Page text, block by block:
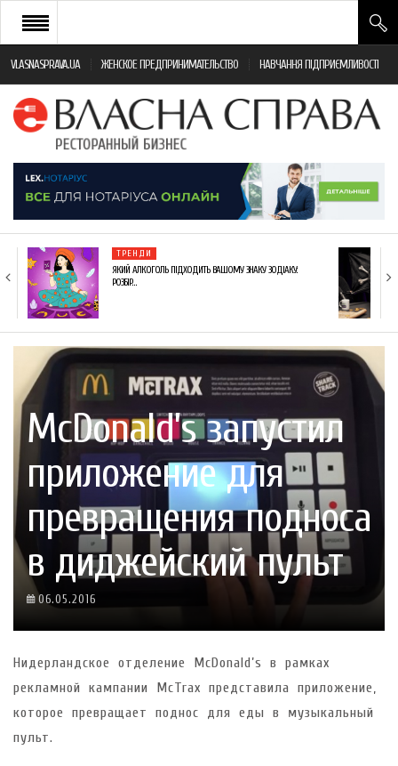
VLASNASPRAVA.UA ЖЕНСКОЕ ПРЕДПРИНИМАТЕЛЬСТВО НАВЧАННЯ ПІДПРИЄМЛИВОСТІ
НОВИНИ РЕСТОРАННОГО БІЗНЕСУ
ЯК ВІДКРИТИ ТА УСПІШНО КЕРУВАТИ
МОНІТОРИНГ ЗАКОНОДАВСТВА
ФРАНЧАЙЗИНГ
КНИГИ
ТРЕНДИ
ЯКИЙ АЛКОГОЛЬ ПІДХОДИТЬ ВАШОМУ ЗНАКУ ЗОДІАКУ:
РОЗБІР…
McDonald’s запустил
приложение для
превращения подноса
в диджейский пульт
06.05.2016
Нидерландское отделение McDonald’s в рамках
рекламной кампании McTrax представила приложение,
которое превращает поднос для еды в музыкальный
пульт.